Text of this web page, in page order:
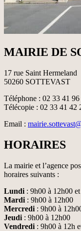
MAIRIE DE
17 rue Saint Hermeland
50260 SOTTEVAST
Téléphone : 02 33 41
Télécopie : 02 33 41 42
Email :
HORAIRES
La mairie et l’agence
horaires suivants :
Lundi : 9h00 à 12h00
Mardi : 9h00 à 12h00
Mercredi : 9h00 à
Jeudi : 9h00 à 12h00
Vendredi : 9h00 à 12h